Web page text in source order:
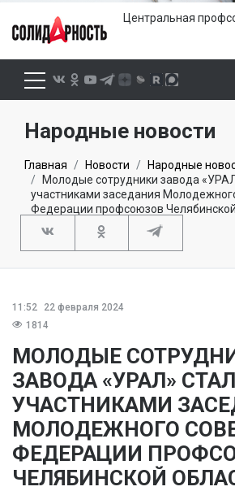
Центральная
Народные новости
Главная Новости
Народные
Молодые сотрудники завода
участниками заседания
Федерации профсоюзов
11:52
22 февраля 2024
1814
МОЛОДЫЕ
ЗАВОДА «УРАЛ»
УЧАСТНИКАМИ
МОЛОДЕЖНОГО
ФЕДЕРАЦИИ
ЧЕЛЯБИНСКОЙ